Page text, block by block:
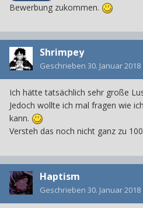
Bewerbung zukommen.
Shrimpey
Geschrieben 30. Januar 2018
Ich hätte tatsächlich sehr große
Jedoch wollte ich mal fragen wie
kann.
Versteh das noch nicht ganz zu
Haptism
Geschrieben 30. Januar 2018